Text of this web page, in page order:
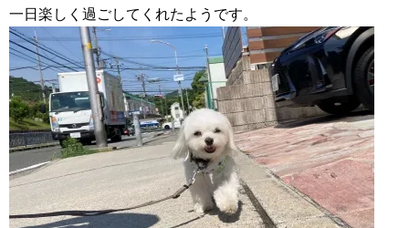
一日楽しく過ごしてくれたようです。